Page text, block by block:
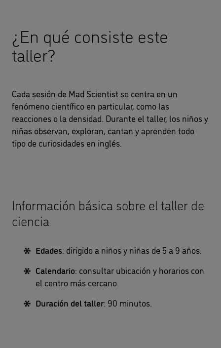
¿En qué consiste este
taller?
Cada sesión de Mad Scientist se centra en un
fenómeno científico en particular, como las
reacciones o la densidad. Durante el taller, los niños y
niñas observan, exploran, cantan y aprenden todo
tipo de curiosidades en inglés.
Información básica sobre el taller de
ciencia
Edades: dirigido a niños y niñas de 5 a 9 años.
Calendario: consultar ubicación y horarios con
el centro más cercano.
Duración del taller: 90 minutos.